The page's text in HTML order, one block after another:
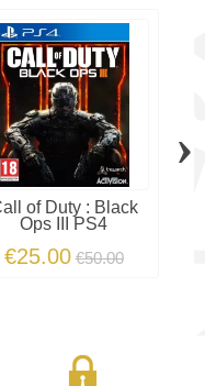
of Duty : Black
Ops III PS4
€25.00 €50.00
›